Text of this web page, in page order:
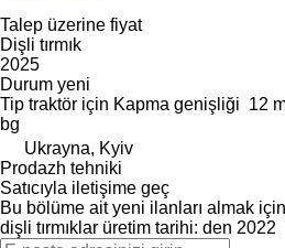
Talep üzerine fiyat
Dişli tırmık
2025
Durum yeni
Tip traktör için Kapma genişliği 12
bg
Ukrayna, Kyiv
Prodazh tehniki
Satıcıyla iletişime geç
Bu bölüme ait yeni ilanları almak
dişli tırmıklar üretim tarihi: den 2022